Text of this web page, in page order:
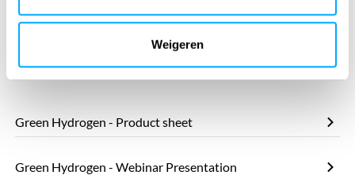
Weigeren
Gerelateerde bronnen
Green Hydrogen - Product sheet
Green Hydrogen - Webinar Presentation